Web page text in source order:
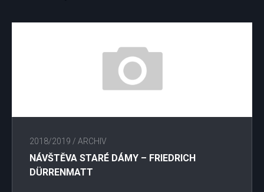
2018/2019 / ARCHIV
NÁVŠTĚVA STARÉ DÁMY – FRIEDRICH
DÜRRENMATT